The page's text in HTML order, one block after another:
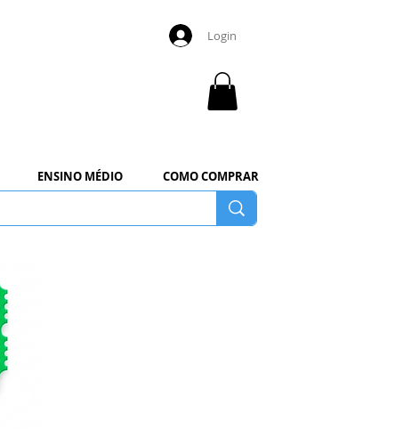
Login
ENSINO MÉDIO COMO COMPRAR